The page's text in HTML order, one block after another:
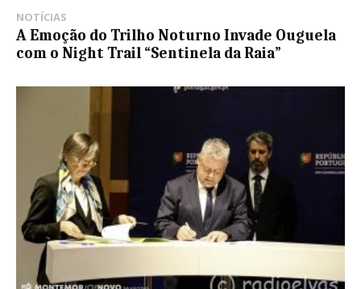
NOTÍCIAS
A Emoção do Trilho Noturno Invade Ouguela
com o Night Trail “Sentinela da Raia”